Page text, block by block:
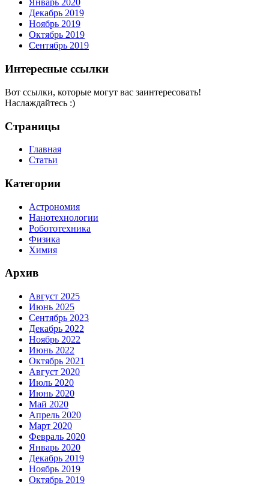
Январь 2020
Декабрь 2019
Ноябрь 2019
Октябрь 2019
Сентябрь 2019
Интересные ссылки
Вот ссылки, которые могут вас заинтересовать!
Наслаждайтесь :)
Страницы
Главная
Статьи
Категории
Астрономия
Нанотехнологии
Робототехника
Физика
Химия
Архив
Август 2025
Июнь 2025
Сентябрь 2023
Декабрь 2022
Ноябрь 2022
Июнь 2022
Октябрь 2021
Август 2020
Июль 2020
Июнь 2020
Май 2020
Апрель 2020
Март 2020
Февраль 2020
Январь 2020
Декабрь 2019
Ноябрь 2019
Октябрь 2019